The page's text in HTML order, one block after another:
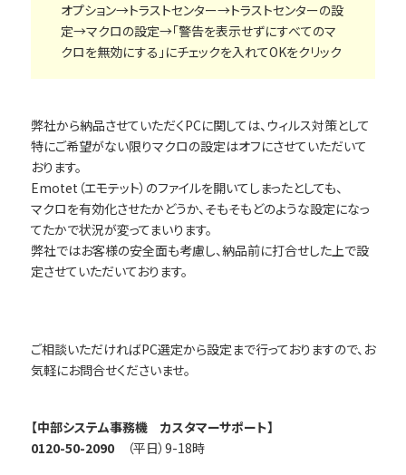
オプション→トラストセンター→トラストセンターの設
定→マクロの設定→「警告を表示せずにすべてのマ
クロを無効にする」にチェックを入れてOKをクリック
弊社から納品させていただくPCに関しては、ウィルス対策として
特にご希望がない限りマクロの設定はオフにさせていただいて
おります。
Emotet（エモテット）のファイルを開いてしまったとしても、
マクロを有効化させたかどうか、そもそもどのような設定になっ
てたかで状況が変ってまいります。
弊社ではお客様の安全面も考慮し、納品前に打合せした上で設
定させていただいております。
ご相談いただければPC選定から設定まで行っておりますので、お
気軽にお問合せくださいませ。
【中部システム事務機 カスタマーサポート】
0120-50-2090（平日）9-18時